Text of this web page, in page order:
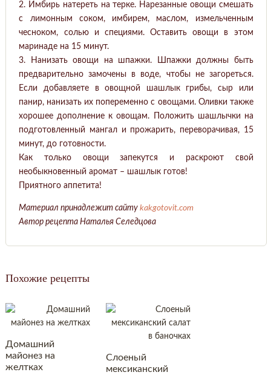
2. Имбирь натереть на терке. Нарезанные овощи смешать
с лимонным соком, имбирем, маслом, измельченным
чесноком, солью и специями. Оставить овощи в этом
маринаде на 15 минут.
3. Нанизать овощи на шпажки. Шпажки должны быть
предварительно замочены в воде, чтобы не загореться.
Если добавляете в овощной шашлык грибы, сыр или
панир, нанизать их попеременно с овощами. Оливки также
хорошее дополнение к овощам. Положить шашлычки на
подготовленный мангал и прожарить, переворачивая, 15
минут, до готовности.
Как только овощи запекутся и раскроют свой
необыкновенный аромат – шашлык готов!
Приятного аппетита!
Материал принадлежит сайтуkakgotovit.com
Автор рецепта Наталья Селедцова
Похожие рецепты
Домашний
майонез на
желтках
Слоеный
мексиканский